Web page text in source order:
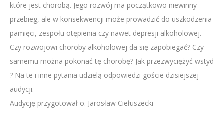
EMBED
które jest chorobą. Jego rozwój ma początkowo niewinny
przebieg, ale w konsekwencji może prowadzić do uszkodzenia
pamięci, zespołu otępienia czy nawet depresji alkoholowej.
Czy rozwojowi choroby alkoholowej da się zapobiegać? Czy
samemu można pokonać tę chorobę? Jak przezwyciężyć wstyd
? Na te i inne pytania udzielą odpowiedzi goście dzisiejszej
audycji.
Audycję przygotował o. Jarosław Ciełuszecki